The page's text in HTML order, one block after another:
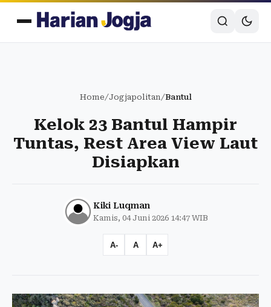
Home/Jogjapolitan/Bantul
Kelok 23 Bantul Hampir
Tuntas, Rest Area View Laut
Disiapkan
Kiki Luqman
Kamis, 04 Juni 2026 14:47 WIB
A- A A+